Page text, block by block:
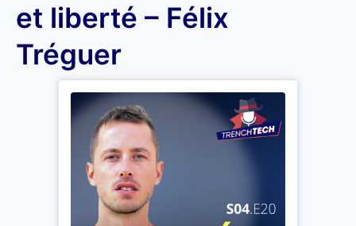
et liberté – Félix
Tréguer